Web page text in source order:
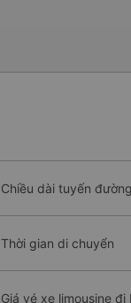
Chiều dài tuyến đường
Thời gian di chuyển
Giá vé xe limousine đi